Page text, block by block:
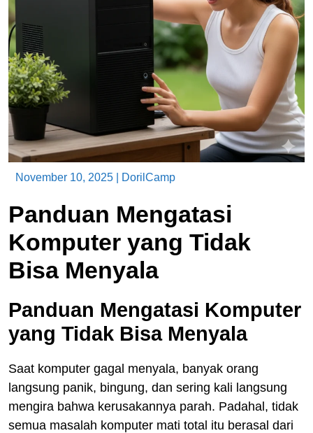
November 10, 2025 DorilCamp
Panduan Mengatasi
Komputer yang Tidak
Bisa Menyala
Panduan Mengatasi Komputer
yang Tidak Bisa Menyala
Saat komputer gagal menyala, banyak orang
langsung panik, bingung, dan sering kali langsung
mengira bahwa kerusakannya parah. Padahal, tidak
semua masalah komputer mati total itu berasal dari